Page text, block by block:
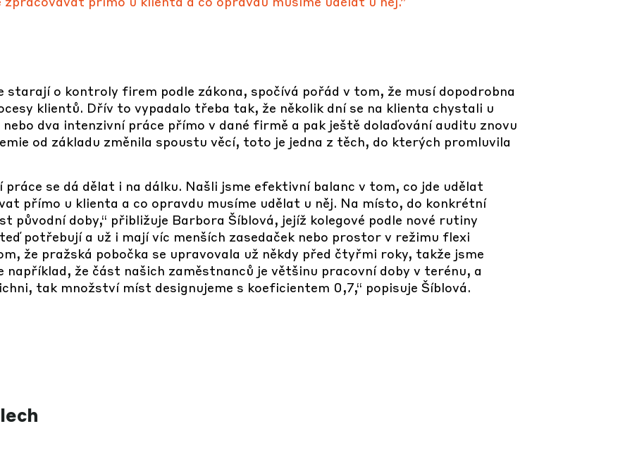
starají o kontroly firem podle zákona, spočívá pořád v tom, že musí dopodrobna
klientů. Dřív to vypadalo třeba tak, že několik dní se na klienta chystali u
nebo dva intenzivní práce přímo v dané firmě a pak ještě dolaďování auditu znovu
od základu změnila spoustu věcí, toto je jedna z těch, do kterých promluvila
práce se dá dělat i na dálku. Našli jsme efektivní balanc v tom, co jde udělat
přímo u klienta a co opravdu musíme udělat u něj. Na místo, do konkrétní
původní doby,“ přibližuje Barbora Šíblová, jejíž kolegové podle nové rutiny
potřebují a už i mají víc menších zasedaček nebo prostor v režimu flexi
že pražská pobočka se upravovala už někdy před čtyřmi roky, takže jsme
například, že část našich zaměstnanců je většinu pracovní doby v terénu, a
tak množství míst designujeme s koeficientem 0,7,“ popisuje Šíblová.